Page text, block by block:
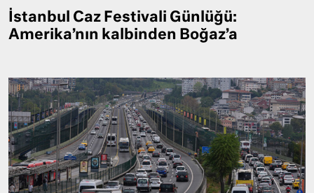
İstanbul Caz Festivali Günlüğü:
Amerika’nın kalbinden Boğaz’a